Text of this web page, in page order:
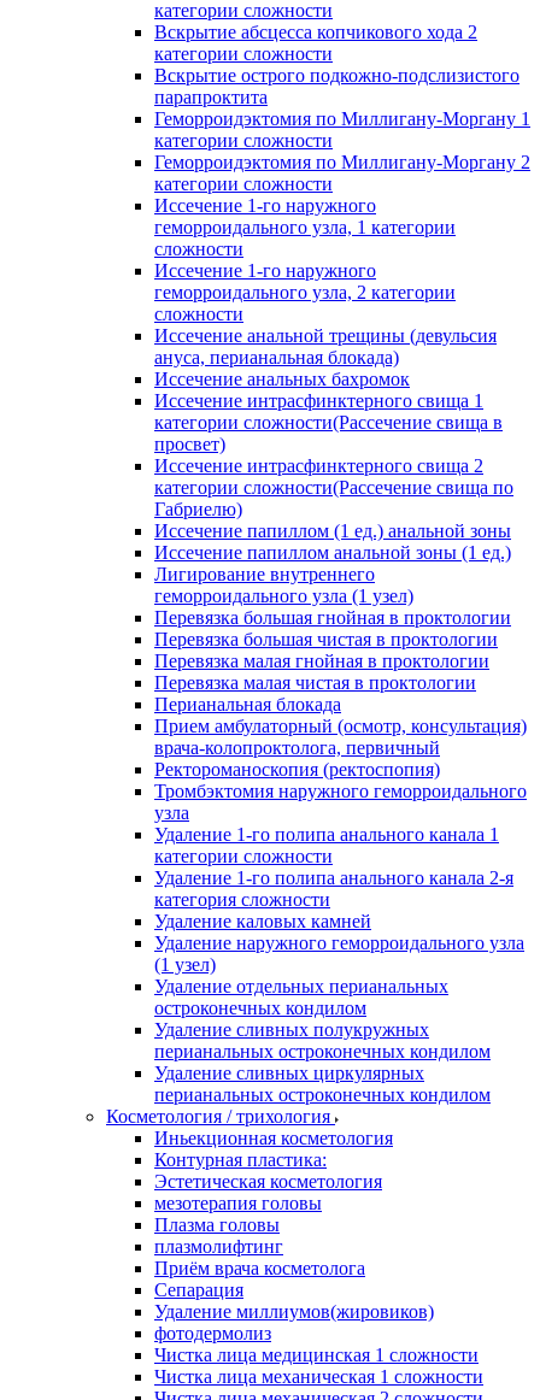
категории сложности
Вскрытие абсцесса копчикового хода 2
категории сложности
Вскрытие острого подкожно-подслизистого
парапроктита
Геморроидэктомия по Миллигану-Моргану 1
категории сложности
Геморроидэктомия по Миллигану-Моргану 2
категории сложности
Иссечение 1-го наружного
геморроидального узла, 1 категории
сложности
Иссечение 1-го наружного
геморроидального узла, 2 категории
сложности
Иссечение анальной трещины (девульсия
ануса, перианальная блокада)
Иссечение анальных бахромок
Иссечение интрасфинктерного свища 1
категории сложности(Рассечение свища в
просвет)
Иссечение интрасфинктерного свища 2
категории сложности(Рассечение свища по
Габриелю)
Иссечение папиллом (1 ед.) анальной зоны
Иссечение папиллом анальной зоны (1 ед.)
Лигирование внутреннего
геморроидального узла (1 узел)
Перевязка большая гнойная в проктологии
Перевязка большая чистая в проктологии
Перевязка малая гнойная в проктологии
Перевязка малая чистая в проктологии
Перианальная блокада
Прием амбулаторный (осмотр, консультация)
врача-колопроктолога, первичный
Ректороманоскопия (ректоспопия)
Тромбэктомия наружного геморроидального
узла
Удаление 1-го полипа анального канала 1
категории сложности
Удаление 1-го полипа анального канала 2-я
категория сложности
Удаление каловых камней
Удаление наружного геморроидального узла
(1 узел)
Удаление отдельных перианальных
остроконечных кондилом
Удаление сливных полукружных
перианальных остроконечных кондилом
Удаление сливных циркулярных
перианальных остроконечных кондилом
Косметология / трихология
Иньекционная косметология
Контурная пластика:
Эстетическая косметология
мезотерапия головы
Плазма головы
плазмолифтинг
Приём врача косметолога
Сепарация
Удаление миллиумов(жировиков)
фотодермолиз
Чистка лица медицинская 1 сложности
Чистка лица механическая 1 сложности